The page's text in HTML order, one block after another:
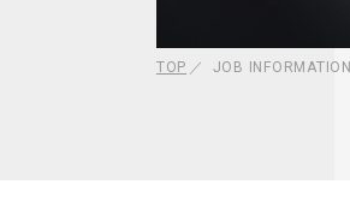
TOP JOB INFORMATION